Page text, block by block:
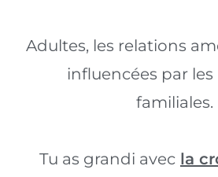
Adultes, les relations
influencées par
familiales.
Tu as grandi avec la